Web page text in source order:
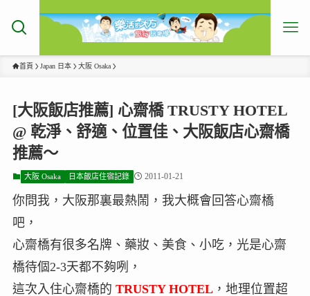
首頁 Japan 日本 大阪 Osaka
[大阪飯店推薦] 心齋橋 TRUSTY HOTEL
@ 乾淨、舒適、位置佳、大阪飯店心齋橋
推薦～
大阪 Osaka 日本飯店住宿記錄 2011-01-21
你問我，大阪那裏最熱鬧，我大概會回答心齋橋
吧，
心齋橋有很多名牌、藥妝、美食、小吃，光是心齋
橋待個2-3天都不夠咧，
這次入住心齋橋的 TRUSTY HOTEL，地理位置超